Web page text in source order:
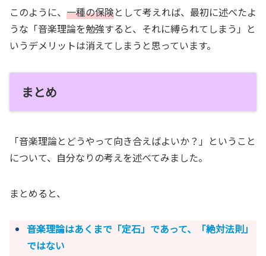
このように、 一種の保険として考えれば、最初に述べたよ
うな「音楽理論を勉強すると、それに縛られてしまう」と
いうデメリットは消えてしまうと思っています。
まとめ
「音楽理論とどうやって向き合えばよいか？」ということ
について、自分なりの考えを述べてみました。
まとめると、
音楽理論はあくまで「定石」であって、「絶対法則」
ではない